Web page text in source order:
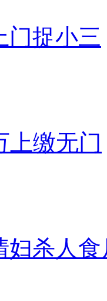
门捉小三
上缴无门
妇杀人食